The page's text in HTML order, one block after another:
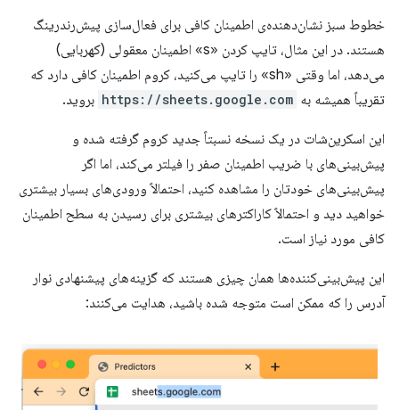
خطوط سبز نشان‌دهنده‌ی اطمینان کافی برای فعال‌سازی پیش‌رندرینگ
هستند. در این مثال، تایپ کردن «s» اطمینان معقولی (کهربایی)
می‌دهد، اما وقتی «sh» را تایپ می‌کنید، کروم اطمینان کافی دارد که
تقریباً همیشه به https://sheets.google.com بروید.
این اسکرین‌شات در یک نسخه نسبتاً جدید کروم گرفته شده و
پیش‌بینی‌های با ضریب اطمینان صفر را فیلتر می‌کند، اما اگر
پیش‌بینی‌های خودتان را مشاهده کنید، احتمالاً ورودی‌های بسیار بیشتری
خواهید دید و احتمالاً کاراکترهای بیشتری برای رسیدن به سطح اطمینان
کافی مورد نیاز است.
این پیش‌بینی‌کننده‌ها همان چیزی هستند که گزینه‌های پیشنهادی نوار
آدرس را که ممکن است متوجه شده باشید، هدایت می‌کنند: